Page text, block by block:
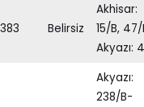
383 Belirsiz
Akhisar:
15/B, 47/
Akyazı:
Akyazı:
238/B-